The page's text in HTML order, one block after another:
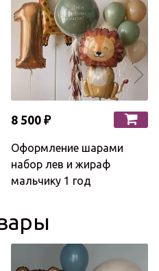
8 500 ₽
Оформление шарами
набор лев и жираф
мальчику 1 год